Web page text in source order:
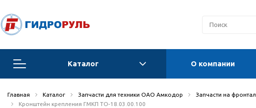
Каталог
Запчасти для техники ОАО Амкодор
О компании
Главная Каталог Запчасти для техники ОАО Амкодор Запчасти на
Кронштейн крепления ГМКП ТО-18.03.00.100